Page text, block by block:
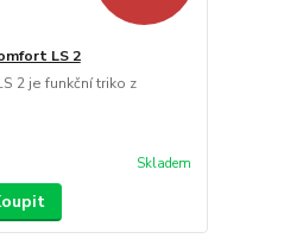
LS 2
2 je funkční triko z
Skladem